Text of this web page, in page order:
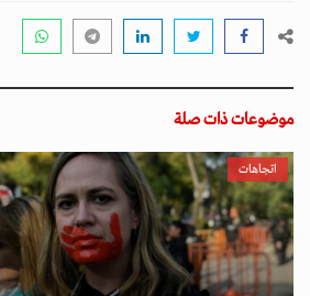
موضوعات ذات صلة
اتجاهات